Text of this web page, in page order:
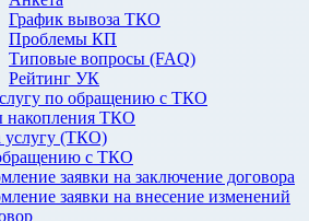
График вывоза ТКО
Проблемы КП
Типовые вопросы (FAQ)
Рейтинг УК
по обращению с ТКО
накопления ТКО
услугу (ТКО)
с ТКО
заявки на заключение договора
заявки на внесение изменений